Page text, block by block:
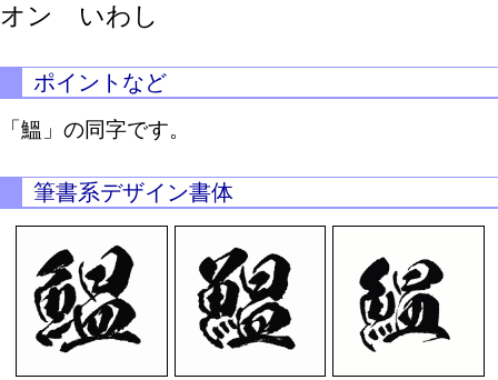
オン いわし
ポイントなど
「鰮」の同字です。
筆書系デザイン書体